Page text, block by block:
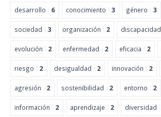
desarrollo 6 conocimiento 3 género 3
sociedad 3 organización 2 discapacidad
evolución 2 enfermedad 2 eficacia 2
riesgo 2 desigualdad 2 innovación 2
agresión 2 sostenibilidad 2 entorno 2
información 2 aprendizaje 2 diversidad